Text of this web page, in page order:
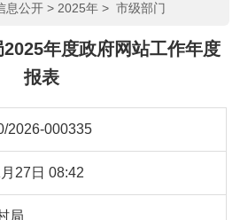
息公开 > 2025年 > 市级部门
年度政府网站工作年度
报表
2026-000335
27日 08:42
局